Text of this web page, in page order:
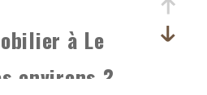
à Le
environs ?